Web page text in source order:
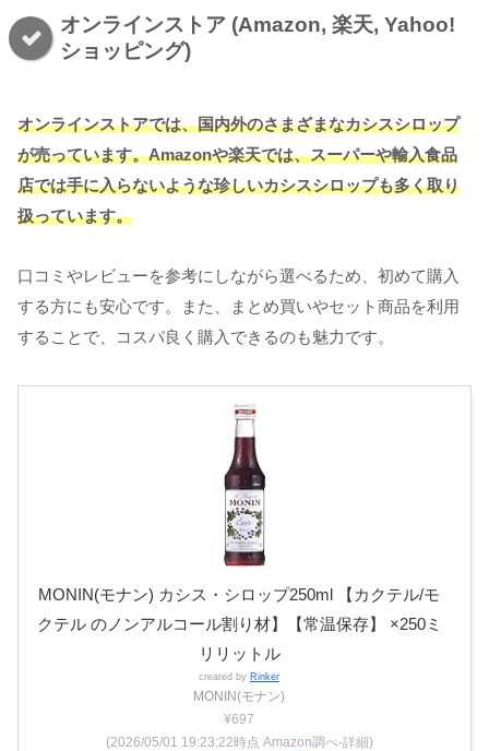
オンラインストア (Amazon, 楽天, Yahoo!
ショッピング)
オンラインストアでは、国内外のさまざまなカシスシロップ
が売っています。Amazonや楽天では、スーパーや輸入食品
店では手に入らないような珍しいカシスシロップも多く取り
扱っています。
口コミやレビューを参考にしながら選べるため、初めて購入
する方にも安心です。また、まとめ買いやセット商品を利用
することで、コスパ良く購入できるのも魅力です。
MONIN(モナン) カシス・シロップ250ml 【カクテル/モ
クテル のノンアルコール割り材】【常温保存】 ×250ミ
リリットル
created by Rinker
MONIN(モナン)
¥697
(2026/05/01 19:23:22時点 Amazon調べ-詳細)